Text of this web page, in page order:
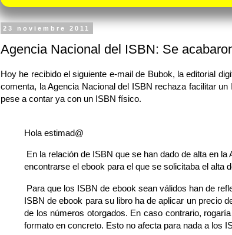
23 noviembre 2011
Agencia Nacional del ISBN: Se
Hoy he recibido el siguiente e-mail de Bubok, la editorial
comenta, la Agencia Nacional del ISBN rechaza facilitar
pese a contar ya con un ISBN físico.
Hola estimad@
En la relación de ISBN que se han dado de alta en
encontrarse el ebook para el que se solicitaba el alta
Para que los ISBN de ebook sean válidos han de
ISBN de ebook para su libro ha de aplicar un precio
de los números otorgados. En caso contrario,
formato en concreto. Esto no afecta para nada a los